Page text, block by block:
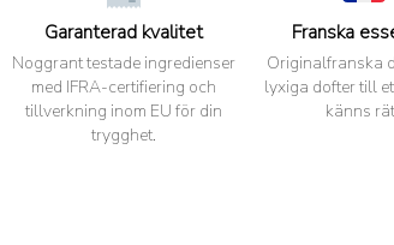
Garanterad kvalitet
Noggrant testade ingredienser
med IFRA-certifiering och
tillverkning inom EU för din
trygghet.
Franska
Originalfranska
lyxiga dofter till
känns